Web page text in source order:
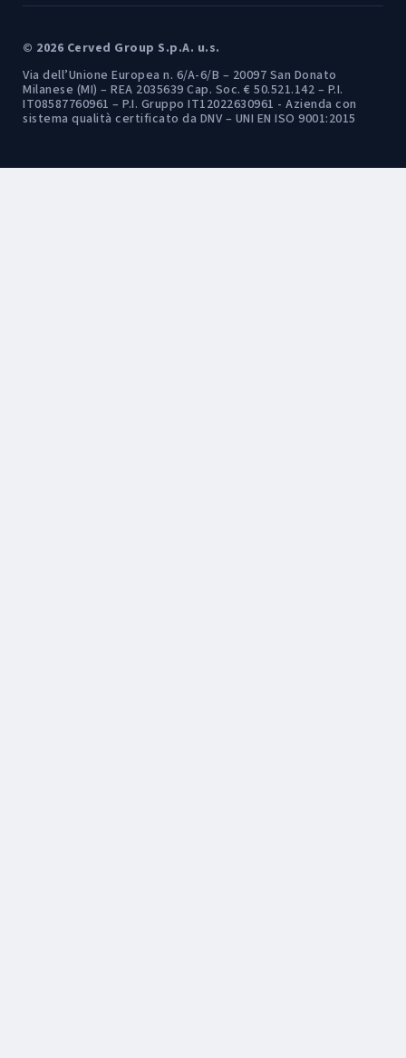
© 2026 Cerved Group S.p.A. u.s.
Via dell’Unione Europea n. 6/A-6/B – 20097 San Donato
Milanese (MI) – REA 2035639 Cap. Soc. € 50.521.142 – P.I.
IT08587760961 – P.I. Gruppo IT12022630961 - Azienda con
sistema qualità certificato da DNV – UNI EN ISO 9001:2015